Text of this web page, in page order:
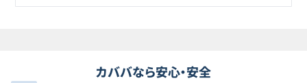
ランドローバー
ディフェンダー
カババなら安心・安全